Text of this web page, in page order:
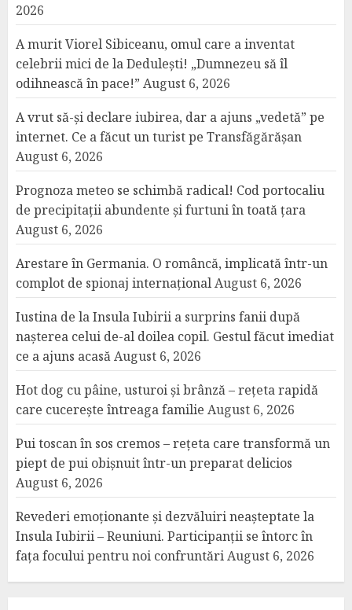
2026
A murit Viorel Sibiceanu, omul care a inventat
celebrii mici de la Dedulești! „Dumnezeu să îl
odihnească în pace!” August 6, 2026
A vrut să-și declare iubirea, dar a ajuns „vedetă” pe
internet. Ce a făcut un turist pe Transfăgărășan
August 6, 2026
Prognoza meteo se schimbă radical! Cod portocaliu
de precipitații abundente și furtuni în toată țara
August 6, 2026
Arestare în Germania. O româncă, implicată într-un
complot de spionaj internaționalAugust 6, 2026
Iustina de la Insula Iubirii a surprins fanii după
nașterea celui de-al doilea copil. Gestul făcut imediat
ce a ajuns acasăAugust 6, 2026
Hot dog cu pâine, usturoi și brânză – rețeta rapidă
care cucerește întreaga familie August 6, 2026
Pui toscan în sos cremos – rețeta care transformă un
piept de pui obișnuit într-un preparat delicios
August 6, 2026
Revederi emoționante și dezvăluiri neașteptate la
Insula Iubirii – Reuniuni. Participanții se întorc în
fața focului pentru noi confruntăriAugust 6, 2026